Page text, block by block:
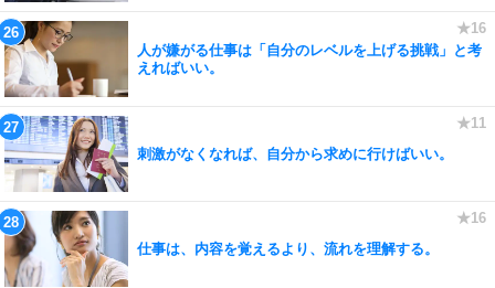
人が嫌がる仕事は「自分のレベルを上げる挑戦」と考
えればいい。
刺激がなくなれば、自分から求めに行けばいい。
仕事は、内容を覚えるより、流れを理解する。